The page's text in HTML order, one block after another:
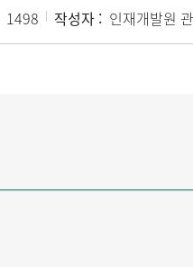
1498 작성자 : 인재개발원